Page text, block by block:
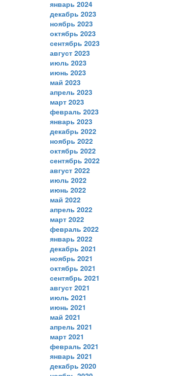
январь 2024
декабрь 2023
ноябрь 2023
октябрь 2023
сентябрь 2023
август 2023
июль 2023
июнь 2023
май 2023
апрель 2023
март 2023
февраль 2023
январь 2023
декабрь 2022
ноябрь 2022
октябрь 2022
сентябрь 2022
август 2022
июль 2022
июнь 2022
май 2022
апрель 2022
март 2022
февраль 2022
январь 2022
декабрь 2021
ноябрь 2021
октябрь 2021
сентябрь 2021
август 2021
июль 2021
июнь 2021
май 2021
апрель 2021
март 2021
февраль 2021
январь 2021
декабрь 2020